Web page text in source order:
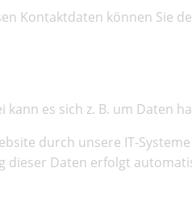
Kontaktdaten können Sie
es sich z. B. um Daten
durch unsere IT-
Daten erfolgt